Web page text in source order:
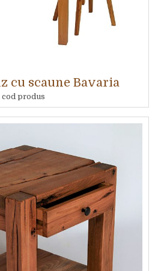
cu scaune Bavaria
cod produs